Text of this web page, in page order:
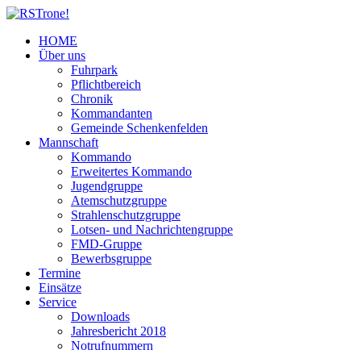
HOME
Über uns
Fuhrpark
Pflichtbereich
Chronik
Kommandanten
Gemeinde Schenkenfelden
Mannschaft
Kommando
Erweitertes Kommando
Jugendgruppe
Atemschutzgruppe
Strahlenschutzgruppe
Lotsen- und Nachrichtengruppe
FMD-Gruppe
Bewerbsgruppe
Termine
Einsätze
Service
Downloads
Jahresbericht 2018
Notrufnummern